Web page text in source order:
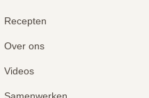
Recepten
Over ons
Videos
Samenwerken